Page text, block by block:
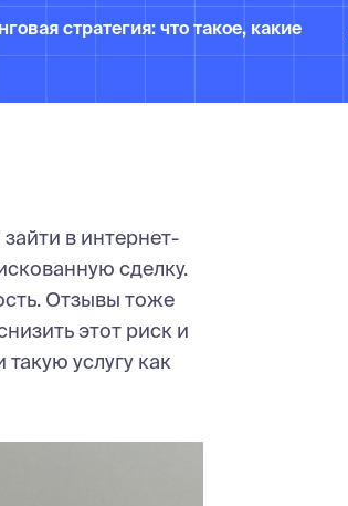
стратегия: что такое, какие
в интернет-
сделку.
Отзывы тоже
этот риск и
услугу как